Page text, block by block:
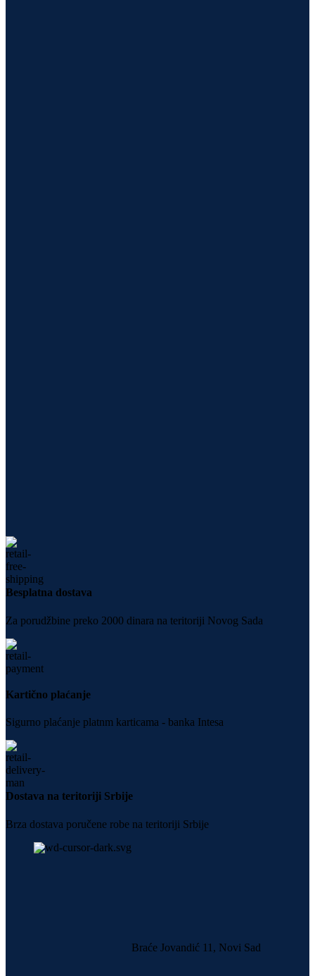
Besplatna dostava
Za porudžbine preko 2000 dinara na teritoriji Novog Sada
Kartično plaćanje
Sigurno plaćanje platnm karticama - banka Intesa
Dostava na teritoriji Srbije
Brza dostava poručene robe na teritoriji Srbije
Braće Jovandić 11, Novi Sad